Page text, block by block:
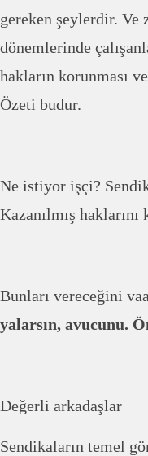
gereken şeylerdir. Ve
dönemlerinde
hakların korunması
Özeti budur.
Ne istiyor işçi?
Kazanılmış
Bunları vereceğini
yalarsın, avucunu.
Değerli arkadaşlar
Sendikaların temel